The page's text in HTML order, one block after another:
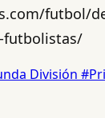
futbol/
futbolistas/
División